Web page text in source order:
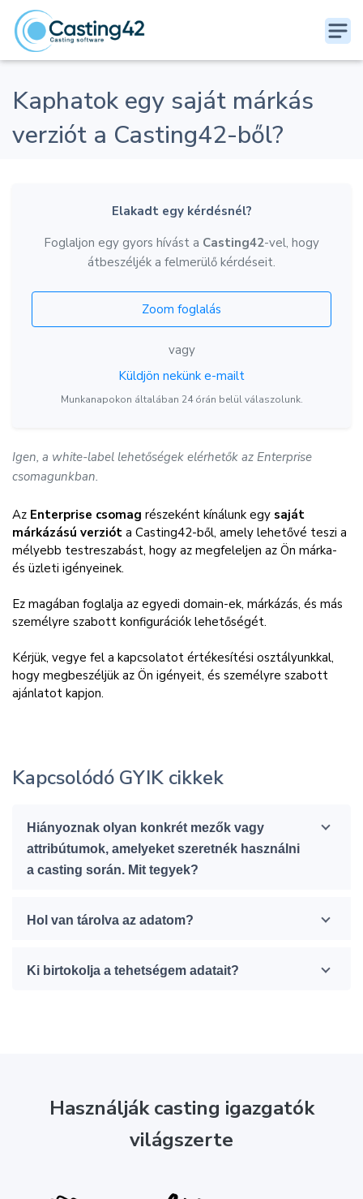
Kaphatok egy saját márkás
verziót a Casting42-ből?
Elakadt egy kérdésnél?
Foglaljon egy gyors hívást a Casting42-vel, hogy
átbeszéljék a felmerülő kérdéseit.
Zoom foglalás
vagy
Küldjön nekünk e-mailt
Munkanapokon általában 24 órán belül válaszolunk.
Igen, a white-label lehetőségek elérhetők az Enterprise
csomagunkban.
Az Enterprise csomag részeként kínálunk egy saját
márkázású verziót a Casting42-ből, amely lehetővé teszi a
mélyebb testreszabást, hogy az megfeleljen az Ön márka-
és üzleti igényeinek.
Ez magában foglalja az egyedi domain-ek, márkázás, és más
személyre szabott konfigurációk lehetőségét.
Kérjük, vegye fel a kapcsolatot értékesítési osztályunkkal,
hogy megbeszéljük az Ön igényeit, és személyre szabott
ajánlatot kapjon.
Kapcsolódó GYIK cikkek
Hiányoznak olyan konkrét mezők vagy
attribútumok, amelyeket szeretnék használni
a casting során. Mit tegyek?
Hol van tárolva az adatom?
Ki birtokolja a tehetségem adatait?
Használják casting igazgatók
világszerte